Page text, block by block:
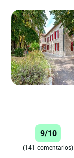
9/10
(141 comentarios)